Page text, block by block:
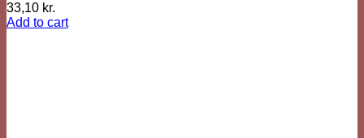
33,10 kr.
Add to cart